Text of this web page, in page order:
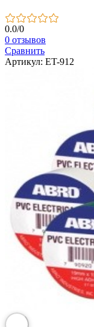
0.0/0
0 отзывов
Сравнить
Артикул: ET-912